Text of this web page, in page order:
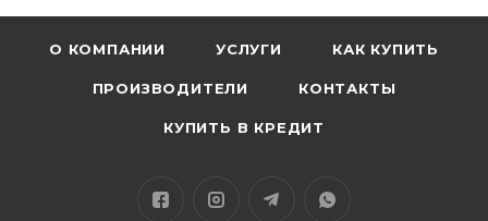
источников питания солнечной батареи и
аккумуляторной батарейки. Высококонтрастный
эргономичный корпус позволяют брать его в
собой на объекты. А износостойкие крупные
упакованы в картонную коробку.
О КОМПАНИИ УСЛУГИ КАК КУПИТЬ
ПРОИЗВОДИТЕЛИ КОНТАКТЫ
КУПИТЬ В КРЕДИТ